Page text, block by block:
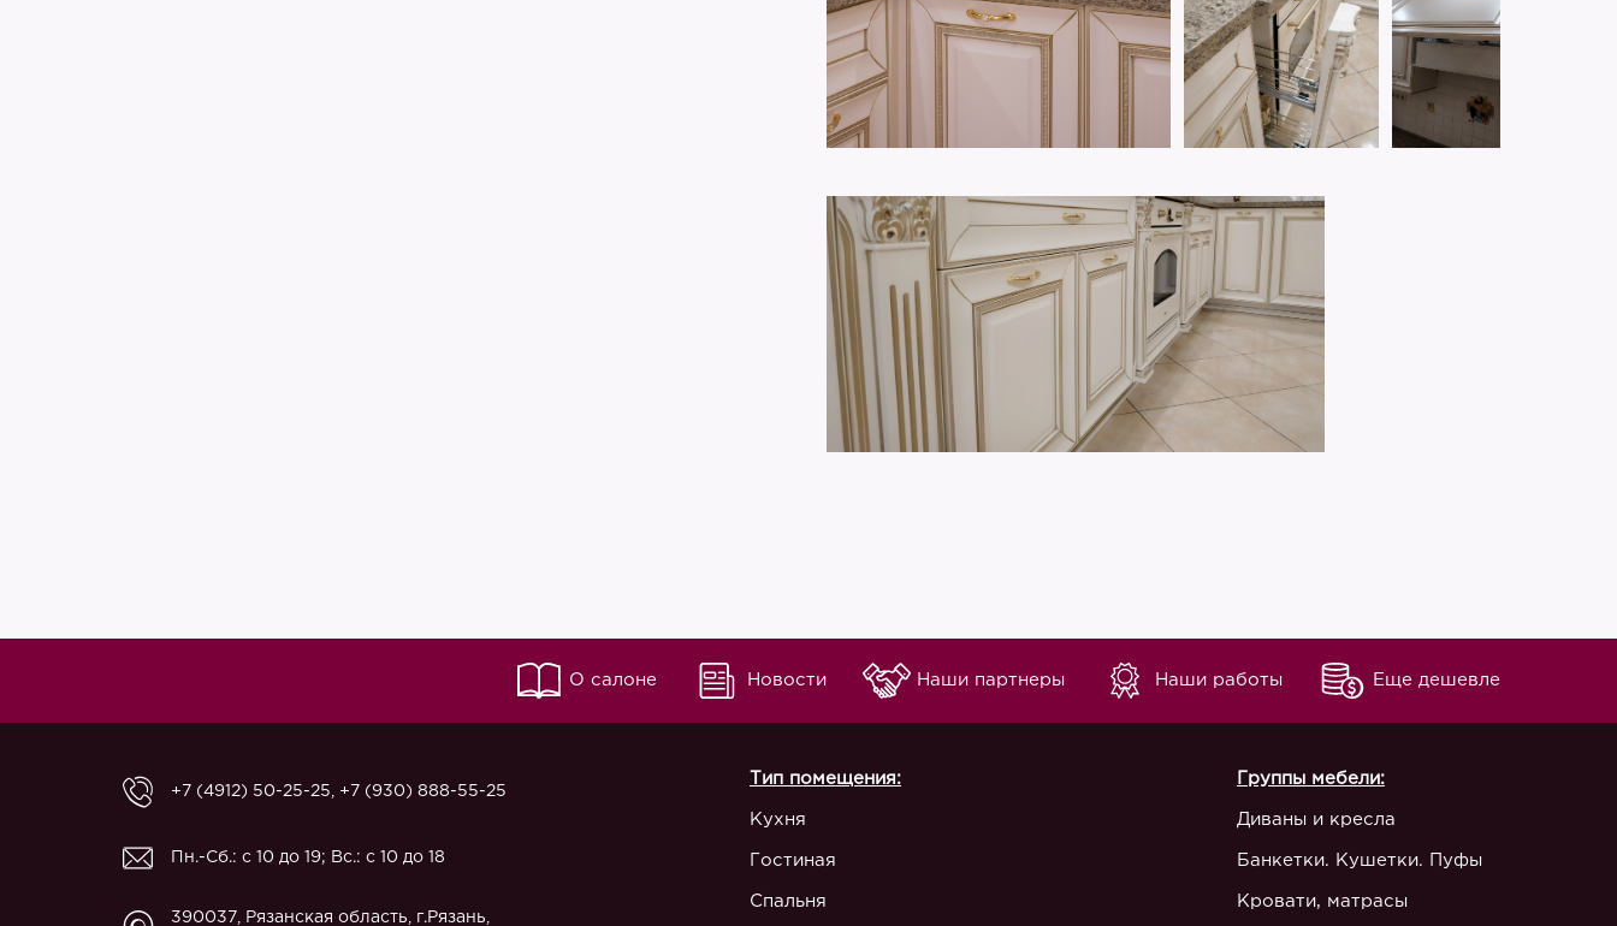
О салоне Новости Наши партнеры Наши работы Еще дешевле
+7 (4912) 50-25-25 +7 (930) 888-55-25
Пн.-Сб.: с 10 до 19; Вс.: с 10 до 18
390037, Рязанская область, г.Рязань,
Тип помещения:
Кухня
Гостиная
Спальня
Группы мебели:
Диваны и кресла
Банкетки. Кушетки. Пуфы
Кровати, матрасы